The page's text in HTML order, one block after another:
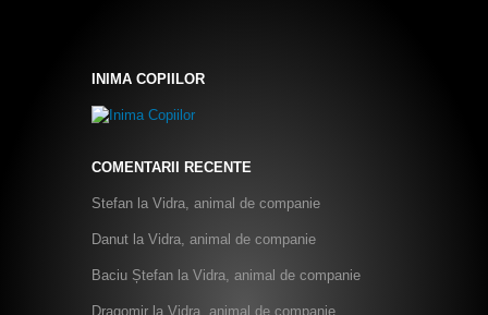
INIMA COPIILOR
COMENTARII RECENTE
Stefan la Vidra, animal de companie
Danut la Vidra, animal de companie
Baciu Ștefan la Vidra, animal de companie
Dragomir la Vidra, animal de companie